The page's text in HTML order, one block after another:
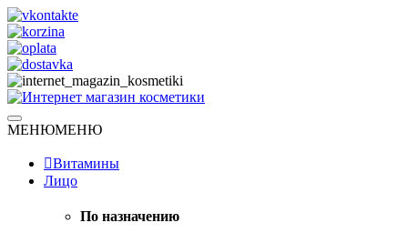
Skip
to
content
Интернет магазин косметики
Натуральная косметика
МЕНЮМЕНЮ
Витамины
Лицо
По назначению